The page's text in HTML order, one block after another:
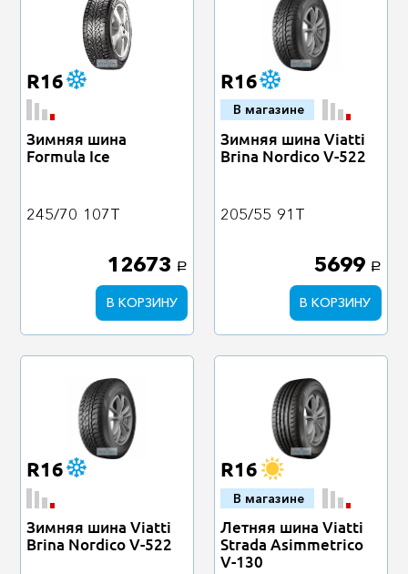
R16
Зимняя шина
Formula Ice
245/70 107T
12673 a
В КОРЗИНУ
R16
В магазине
Зимняя шина Viatti
Brina Nordico V-522
205/55 91T
5699 a
В КОРЗИНУ
R16
Зимняя шина Viatti
Brina Nordico V-522
R16
В магазине
Летняя шина Viatti
Strada Asimmetrico
V-130